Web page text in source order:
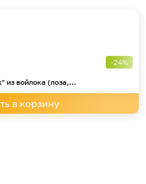
-24%
из войлока (лоза,...
в корзину